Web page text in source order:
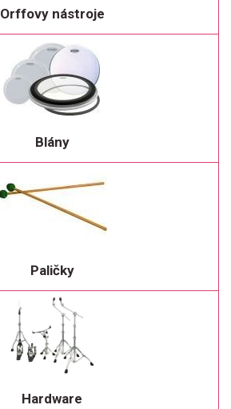
Orffovy nástroje
Blány
Paličky
Hardware